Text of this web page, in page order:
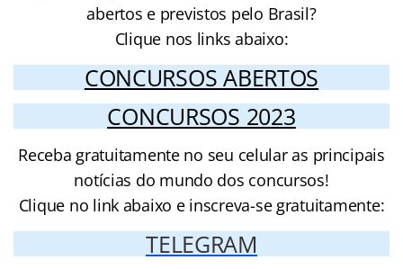
abertos e previstos pelo Brasil?
Clique nos links abaixo:
CONCURSOS ABERTOS
CONCURSOS 2023
Receba gratuitamente no seu celular as principais
notícias do mundo dos concursos!
Clique no link abaixo e inscreva-se gratuitamente:
TELEGRAM